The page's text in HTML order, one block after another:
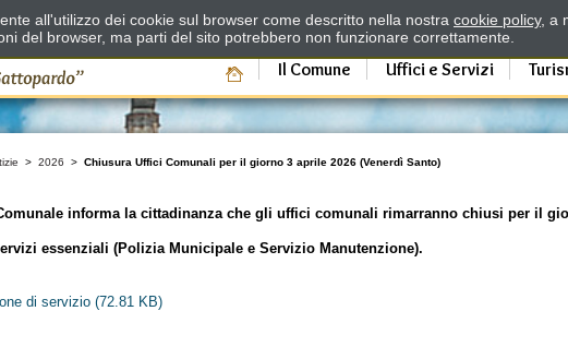
Il Comune Uffici e Servizi
> 2026 > Chiusura Uffici Comunali per il giorno 3 aprile 2026 (Venerdì Santo)
informa la cittadinanza che gli uffici comunali rimarranno chiusi per il
essenziali (Polizia Municipale e Servizio Manutenzione).
di servizio (72.81 KB)
all'utilizzo dei cookie sul browser come descritto nella nostra cookie policy, a
del browser, ma parti del sito potrebbero non funzionare correttamente.